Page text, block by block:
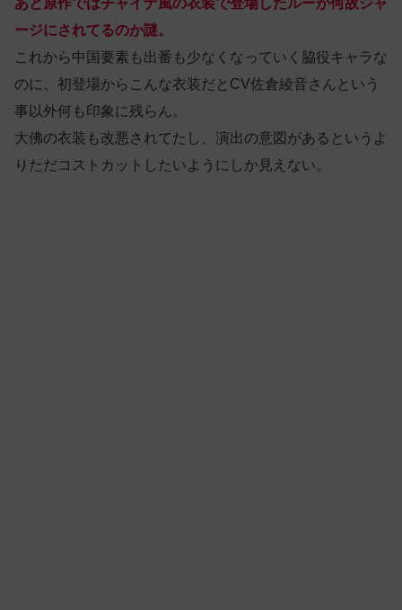
あと原作ではチャイナ風の衣装で登場したルーが何故ジャ
ージにされてるのか謎。
これから中国要素も出番も少なくなっていく脇役キャラな
のに、初登場からこんな衣装だとCV佐倉綾音さんという
事以外何も印象に残らん。
大佛の衣装も改悪されてたし、演出の意図があるというよ
りただコストカットしたいようにしか見えない。